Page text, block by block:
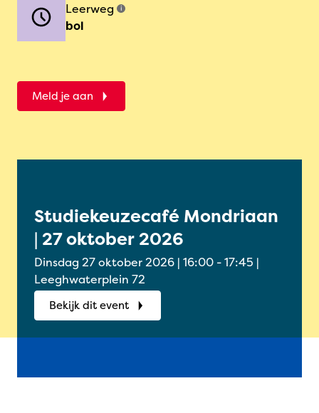
Leerweg i
bol
Meld je aan
Studiekeuzecafé Mondriaan
| 27 oktober 2026
Dinsdag 27 oktober 2026 | 16:00 - 17:45 |
Leeghwaterplein 72
Bekijk dit event